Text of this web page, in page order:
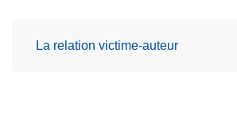
La relation victime-auteur